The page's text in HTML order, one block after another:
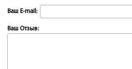
Ваш E-mail:
Ваш Отзыв: